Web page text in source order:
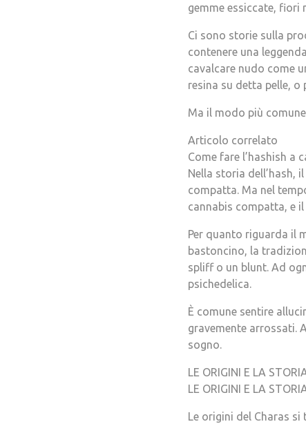
gemme essiccate,
Ci sono storie sulla
contenere una
cavalcare nudo come
resina su detta pelle,
Ma il modo più
Articolo correlato
Come fare l’hashish a
Nella storia dell’hash,
compatta. Ma nel
cannabis compatta, e
Per quanto riguarda il
bastoncino, la
spliff o un blunt. Ad
psichedelica.
È comune sentire
gravemente arrossati.
sogno.
LE ORIGINI E LA
LE ORIGINI E LA
Le origini del Charas si